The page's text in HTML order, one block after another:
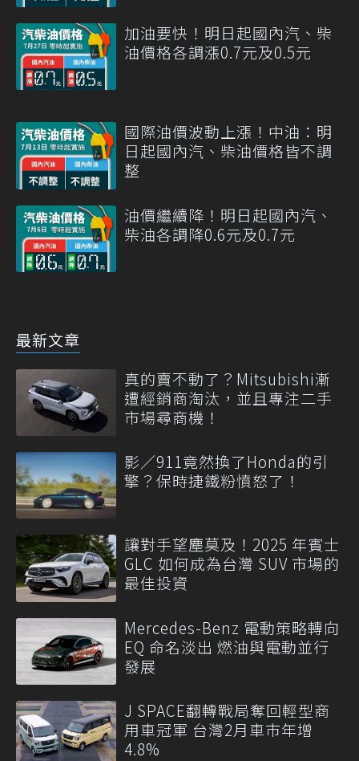
加油要快！明日起國內汽、柴
油價格各調漲0.7元及0.5元
國際油價波動上漲！中油：明
日起國內汽、柴油價格皆不調
整
油價繼續降！明日起國內汽、
柴油各調降0.6元及0.7元
最新文章
真的賣不動了？Mitsubishi漸
遭經銷商淘汰，並且專注二手
市場尋商機！
影／911竟然換了Honda的引
擎？保時捷鐵粉憤怒了！
讓對手望塵莫及！2025 年賓士
GLC 如何成為台灣 SUV 市場的
最佳投資
Mercedes-Benz 電動策略轉向
EQ 命名淡出 燃油與電動並行
發展
J SPACE翻轉戰局奪回輕型商
用車冠軍 台灣2月車市年增
4.8%